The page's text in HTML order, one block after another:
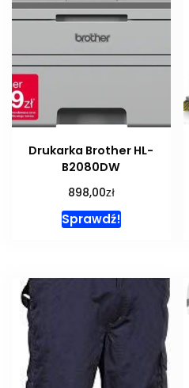
Drukarka Brother HL-
B2080DW
898,00zł
Sprawdź!